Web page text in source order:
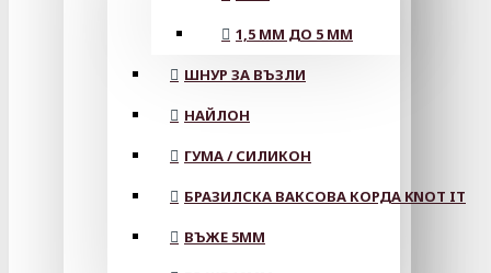
1,5 ММ ДО 5 ММ
ШНУР ЗА ВЪЗЛИ
НАЙЛОН
ГУМА / СИЛИКОН
БРАЗИЛСКА ВАКСОВА КОРДА KNOT IT
ВЪЖЕ 5MM